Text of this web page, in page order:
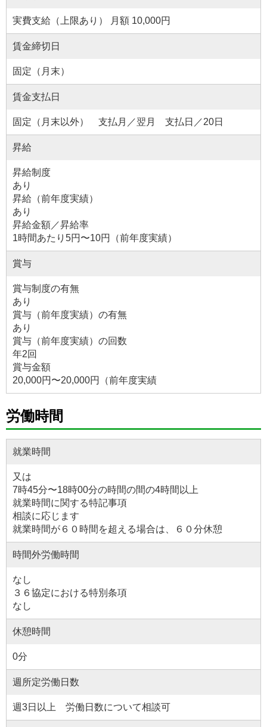
実費支給（上限あり） 月額 10,000円
賃金締切日
固定（月末）
賃金支払日
固定（月末以外） 支払月／翌月 支払日／20日
昇給
昇給制度
あり
昇給（前年度実績）
あり
昇給金額／昇給率
1時間あたり5円〜10円（前年度実績）
賞与
賞与制度の有無
あり
賞与（前年度実績）の有無
あり
賞与（前年度実績）の回数
年2回
賞与金額
20,000円〜20,000円（前年度実績
労働時間
就業時間
又は
7時45分〜18時00分の時間の間の4時間以上
就業時間に関する特記事項
相談に応じます
就業時間が６０時間を超える場合は、６０分休憩
時間外労働時間
なし
３６協定における特別条項
なし
休憩時間
0分
週所定労働日数
週3日以上 労働日数について相談可